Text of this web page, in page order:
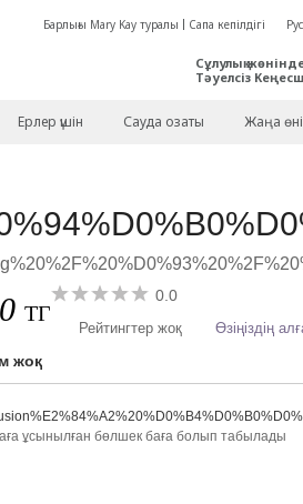
Барлығы Mary Kay туралы Сапа кепілдігі
Сұлулық
Тәуелсіз
Ерлер үшін Сауда озаты Жаңа
ТГ
0.0
Рейтингтер жоқ Өзіңіздің
жоқ
ұсынылған бөлшек баға болып табылады